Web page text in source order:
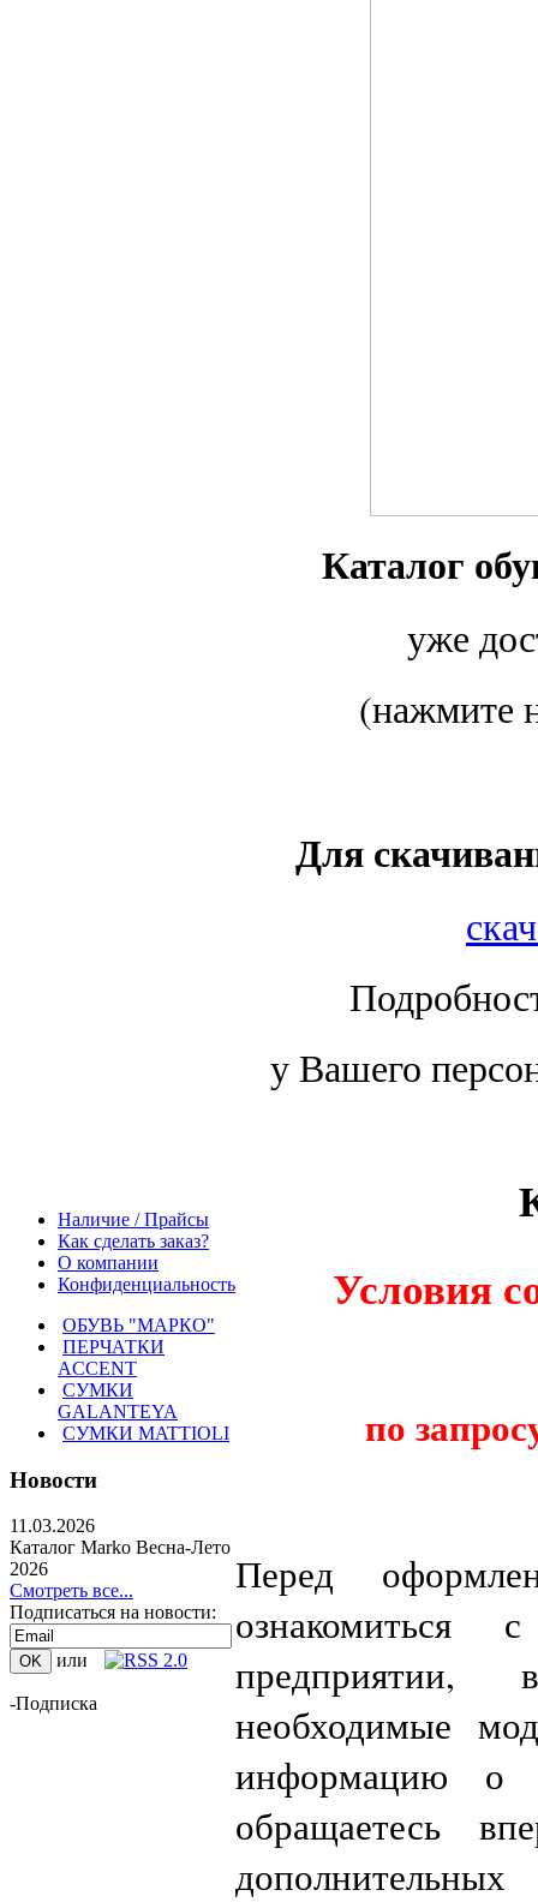
Наличие / Прайсы
Как сделать заказ?
О компании
Конфиденциальность
ОБУВЬ "МАРКО"
ПЕРЧАТКИ
ACCENT
СУМКИ
GALANTEYA
СУМКИ MATTIOLI
Новости
11.03.2026
Каталог Marko Весна-Лето
2026
Смотреть все...
Подписаться на новости:
или
-Подписка
Каталог
уже
(нажмите
Для
у Вашего
Условия
по
Перед
необходимые
информацию
обращаетесь